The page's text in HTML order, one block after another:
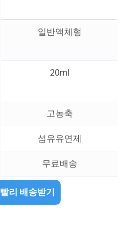
일반액체형
20ml
고농축
섬유유연제
무료배송
빨리 배송받기